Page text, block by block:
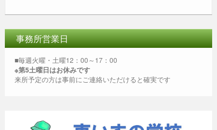
c
e
b
o
o
k
tt
er
e ss
e
n
g
er
ailat
s
A
p
事務所営業日
■毎週火曜・土曜12：00～17：00
※第5土曜日はお休みです
来所予定の方は事前にご連絡いただけると確実です